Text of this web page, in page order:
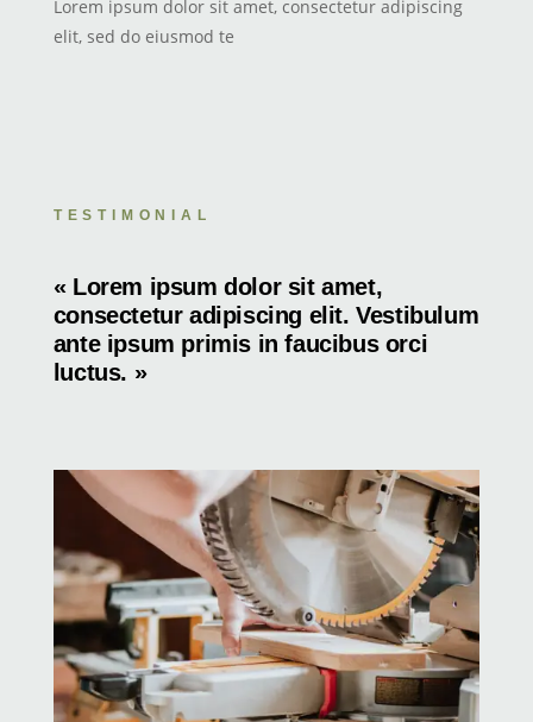
Lorem ipsum dolor sit amet, consectetur adipiscing
elit, sed do eiusmod te
TESTIMONIAL
« Lorem ipsum dolor sit amet,
consectetur adipiscing elit. Vestibulum
ante ipsum primis in faucibus orci
luctus. »